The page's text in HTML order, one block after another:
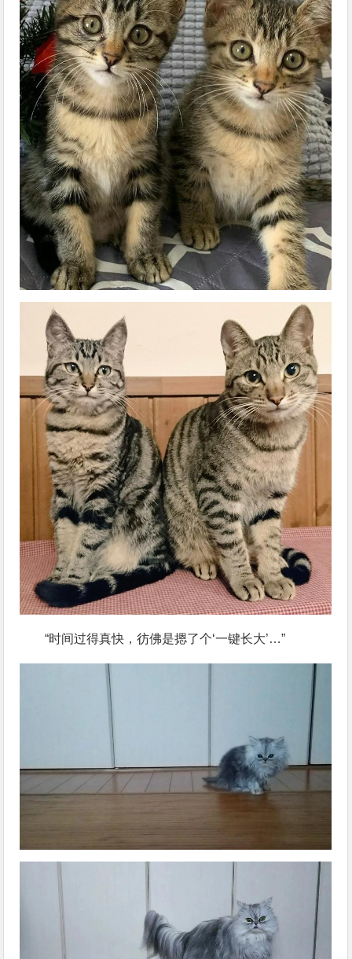
“时间过得真快，彷佛是摁了个‘一键长大’…”